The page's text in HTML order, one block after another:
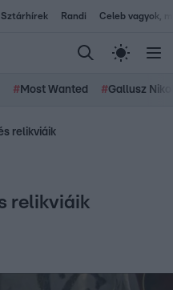
Sztárhírek Randi Celeb vagyok,
# Most Wanted #Gallusz
relikviáik
relikviáik